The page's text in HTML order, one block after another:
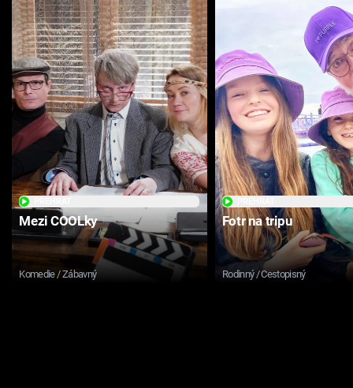
Mezi COOLky
Komedie / Zábavný
Fotr na tripu
Rodinný / Cestopisný